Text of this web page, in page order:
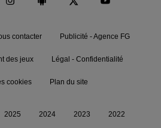
contacter Publicité - Agence FG
des jeux Légal - Confidentialité
cookies Plan du site
2025 2024 2023 2022